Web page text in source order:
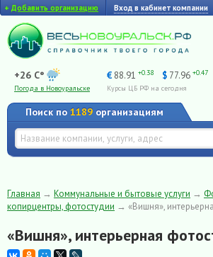
+ Добавить организацию Вход в кабинет компании
+26 C°
Погода в Новоуральске
€ 88.91 +0.38 $ 77.96 +0.47
Курсы ЦБ РФ на сегодня
Поиск по 1189 организациям
Главная → Коммунальные и бытовые услуги →
копирцентры, фотостудии → «Вишня»,
«Вишня», интерьерная